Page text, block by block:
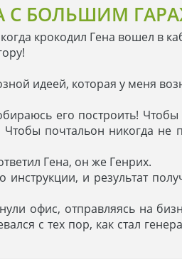
БОЛЬШИМ
крокодил Гена вошел в
идеей, которая у меня
его построить!
почтальон никогда
Гена, он же Генрих.
инструкции, и результат
офис, отправляясь на
с тех пор, как стал